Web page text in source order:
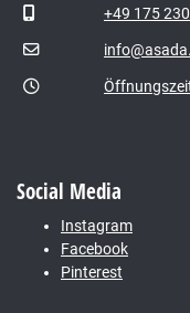
+49 175
Social Media
Instagram
Facebook
Pinterest